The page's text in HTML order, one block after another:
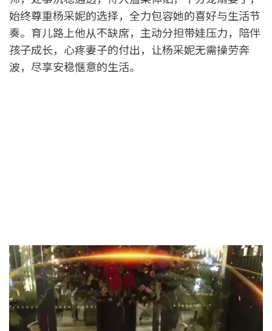
始终尊重杨采妮的选择，全力包容她的喜好与生活节
奏。育儿路上他从不缺席，主动分担带娃压力，陪伴
孩子成长，心疼妻子的付出，让杨采妮无需操劳奔
波，尽享安稳惬意的生活。